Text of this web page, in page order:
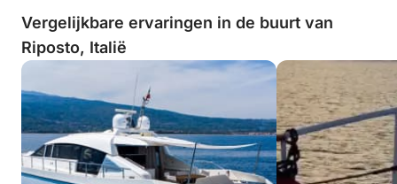
Vergelijkbare ervaringen in de buurt van
Riposto, Italië